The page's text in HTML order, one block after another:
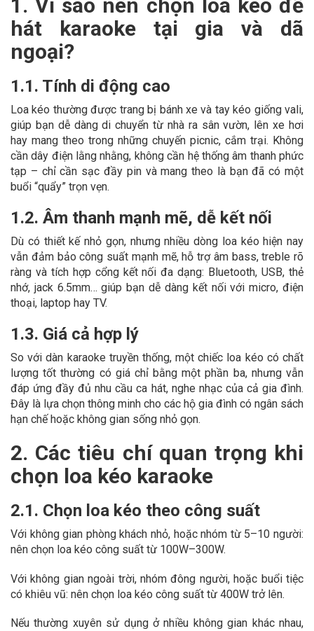
1. Vì sao nên chọn loa kéo để
hát karaoke tại gia và dã
ngoại?
1.1. Tính di động cao
Loa kéo thường được trang bị bánh xe và tay kéo giống vali,
giúp bạn dễ dàng di chuyển từ nhà ra sân vườn, lên xe hơi
hay mang theo trong những chuyến picnic, cắm trại. Không
cần dây điện lằng nhằng, không cần hệ thống âm thanh phức
tạp – chỉ cần sạc đầy pin và mang theo là bạn đã có một
buổi “quẩy” trọn vẹn.
1.2. Âm thanh mạnh mẽ, dễ kết nối
Dù có thiết kế nhỏ gọn, nhưng nhiều dòng loa kéo hiện nay
vẫn đảm bảo công suất mạnh mẽ, hỗ trợ âm bass, treble rõ
ràng và tích hợp cổng kết nối đa dạng: Bluetooth, USB, thẻ
nhớ, jack 6.5mm… giúp bạn dễ dàng kết nối với micro, điện
thoại, laptop hay TV.
1.3. Giá cả hợp lý
So với dàn karaoke truyền thống, một chiếc loa kéo có chất
lượng tốt thường có giá chỉ bằng một phần ba, nhưng vẫn
đáp ứng đầy đủ nhu cầu ca hát, nghe nhạc của cả gia đình.
Đây là lựa chọn thông minh cho các hộ gia đình có ngân sách
hạn chế hoặc không gian sống nhỏ gọn.
2. Các tiêu chí quan trọng khi
chọn loa kéo karaoke
2.1. Chọn loa kéo theo công suất
Với không gian phòng khách nhỏ, hoặc nhóm từ 5–10 người:
nên chọn loa kéo công suất từ 100W–300W.
Với không gian ngoài trời, nhóm đông người, hoặc buổi tiệc
có khiêu vũ: nên chọn loa kéo công suất từ 400W trở lên.
Nếu thường xuyên sử dụng ở nhiều không gian khác nhau,